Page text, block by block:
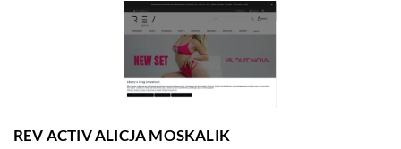
REV ACTIV ALICJA MOSKALIK